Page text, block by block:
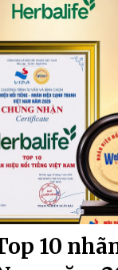
10